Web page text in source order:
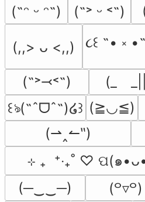
(˶ᵔ ᵕ ᵔ˶)
(˶˃ ᵕ ˂˶)
(,,> ᴗ <,,) ૮꒰ ˶• ༝
(˶˃⤙˂˶) (_　
꒰ঌ(˶ˆᗜˆ˵)໒꒱ (≧◡≦)
(⇀‸↼‶)
⊹ ₊  ⁺‧₊˚ ♡ ପ(๑
(─‿‿─)
(꒪▿꒪)